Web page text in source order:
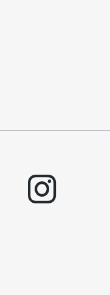
instagram